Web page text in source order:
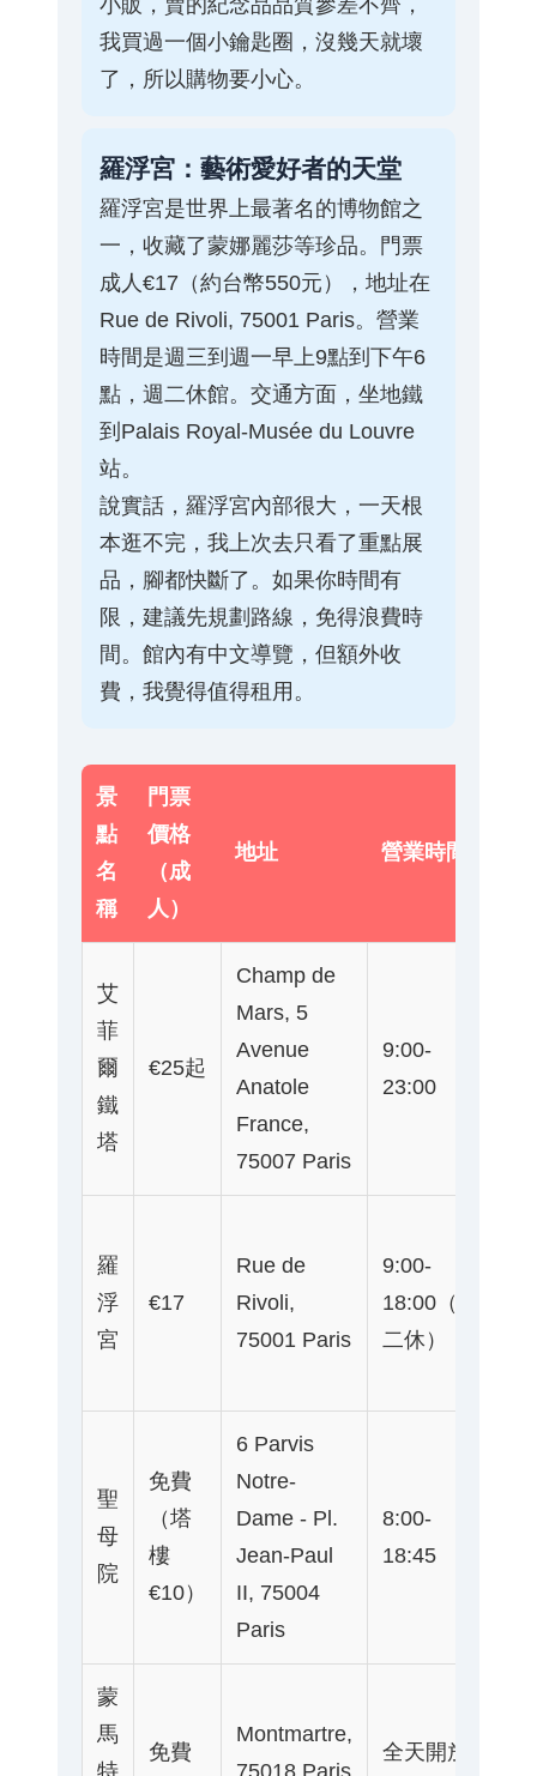
小販，賣的紀念品品質參差不齊，
我買過一個小鑰匙圈，沒幾天就壞
了，所以購物要小心。
羅浮宮：藝術愛好者的天堂
羅浮宮是世界上最著名的博物館之
一，收藏了蒙娜麗莎等珍品。門票
成人€17（約台幣550元），地址在
Rue de Rivoli, 75001 Paris。營業
時間是週三到週一早上9點到下午6
點，週二休館。交通方面，坐地鐵
到Palais Royal-Musée du Louvre
站。
說實話，羅浮宮內部很大，一天根
本逛不完，我上次去只看了重點展
品，腳都快斷了。如果你時間有
限，建議先規劃路線，免得浪費時
間。館內有中文導覽，但額外收
費，我覺得值得租用。
景
點
名
稱
門票
價格
（成
人）
地址 營業時間
艾
菲
爾
鐵
塔
€25起
Champ de
Mars, 5
Avenue
Anatole
France,
75007 Paris
9:00-
23:00
羅
浮
宮
€17
Rue de
Rivoli,
75001 Paris
9:00-
18:00（週
二休）
聖
母
院
免費
（塔
樓
€10）
6 Parvis
Notre-
Dame - Pl.
Jean-Paul
II, 75004
Paris
8:00-
18:45
蒙
馬
特
免費
Montmartre,
75018 Paris
全天開放